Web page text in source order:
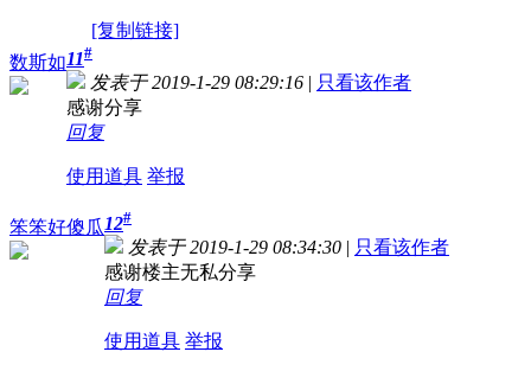
[复制链接]
数斯如11#
发表于 2019-1-29 08:29:16 | 只看该作者
感谢分享
回复
使用道具 举报
笨笨好傻瓜 12#
发表于 2019-1-29 08:34:30 | 只看该作者
感谢楼主无私分享
回复
使用道具 举报